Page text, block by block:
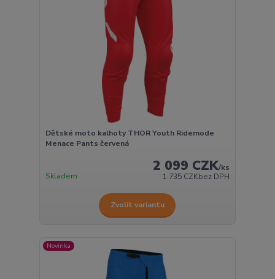
Dětské moto kalhoty THOR Youth Ridemode
Menace Pants červená
2 099 CZK/ks
1 735 CZKbez DPH
Skladem
Zvolit variantu
Novinka